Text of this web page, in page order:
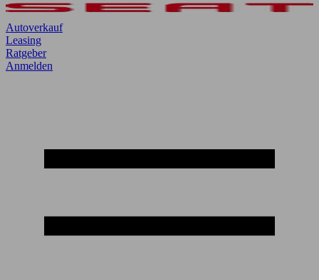
Autoverkauf
Leasing
Ratgeber
Anmelden